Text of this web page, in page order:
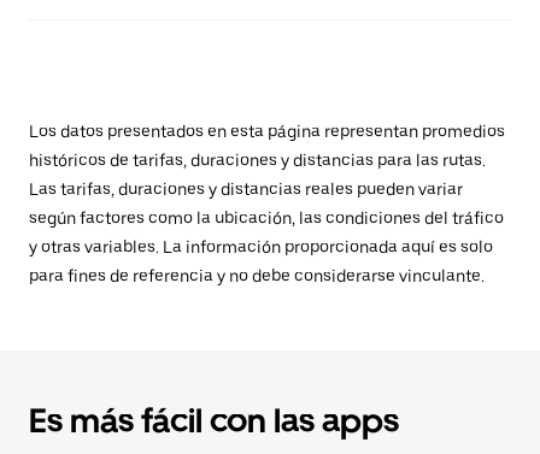
Los datos presentados en esta página representan promedios
históricos de tarifas, duraciones y distancias para las rutas.
Las tarifas, duraciones y distancias reales pueden variar
según factores como la ubicación, las condiciones del tráfico
y otras variables. La información proporcionada aquí es solo
para fines de referencia y no debe considerarse vinculante.
Es más fácil con las apps